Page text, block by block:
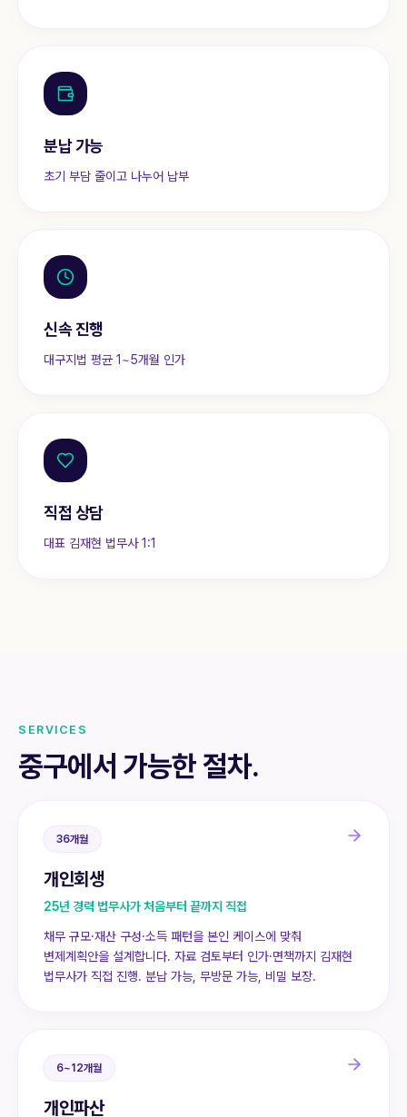
분납 가능
초기 부담 줄이고 나누어 납부
신속 진행
대구지법 평균 1~5개월 인가
직접 상담
대표 김재현 법무사 1:1
SERVICES
중구에서 가능한 절차.
36개월
개인회생
25년 경력 법무사가 처음부터 끝까지 직접
채무 규모·재산 구성·소득 패턴을 본인 케이스에 맞춰
변제계획안을 설계합니다. 자료 검토부터 인가·면책까지 김재현
법무사가 직접 진행. 분납 가능, 무방문 가능, 비밀 보장.
6~12개월
개인파산